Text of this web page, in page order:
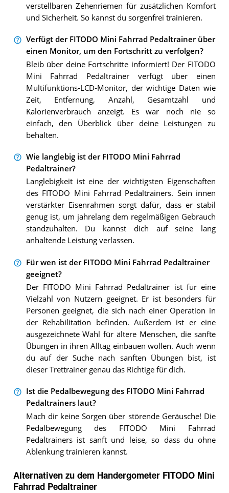
verstellbaren Zehenriemen für zusätzlichen Komfort
und Sicherheit. So kannst du sorgenfrei trainieren.
Verfügt der FITODO Mini Fahrrad Pedaltrainer über
einen Monitor, um den Fortschritt zu verfolgen?
Bleib über deine Fortschritte informiert! Der FITODO
Mini Fahrrad Pedaltrainer verfügt über einen
Multifunktions-LCD-Monitor, der wichtige Daten wie
Zeit, Entfernung, Anzahl, Gesamtzahl und
Kalorienverbrauch anzeigt. Es war noch nie so
einfach, den Überblick über deine Leistungen zu
behalten.
Wie langlebig ist der FITODO Mini Fahrrad
Pedaltrainer?
Langlebigkeit ist eine der wichtigsten Eigenschaften
des FITODO Mini Fahrrad Pedaltrainers. Sein innen
verstärkter Eisenrahmen sorgt dafür, dass er stabil
genug ist, um jahrelang dem regelmäßigen Gebrauch
standzuhalten. Du kannst dich auf seine lang
anhaltende Leistung verlassen.
Für wen ist der FITODO Mini Fahrrad Pedaltrainer
geeignet?
Der FITODO Mini Fahrrad Pedaltrainer ist für eine
Vielzahl von Nutzern geeignet. Er ist besonders für
Personen geeignet, die sich nach einer Operation in
der Rehabilitation befinden. Außerdem ist er eine
ausgezeichnete Wahl für ältere Menschen, die sanfte
Übungen in ihren Alltag einbauen wollen. Auch wenn
du auf der Suche nach sanften Übungen bist, ist
dieser Trettrainer genau das Richtige für dich.
Ist die Pedalbewegung des FITODO Mini Fahrrad
Pedaltrainers laut?
Mach dir keine Sorgen über störende Geräusche! Die
Pedalbewegung des FITODO Mini Fahrrad
Pedaltrainers ist sanft und leise, so dass du ohne
Ablenkung trainieren kannst.
Alternativen zu dem Handergometer FITODO Mini
Fahrrad Pedaltrainer